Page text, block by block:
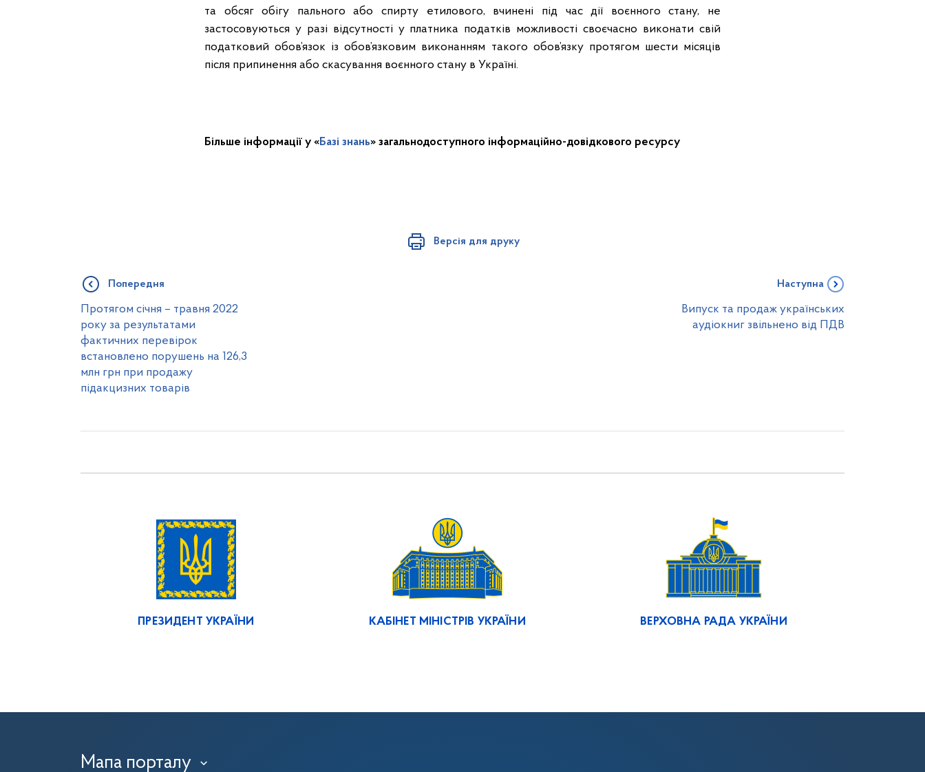
та обсяг обігу пального або спирту етилового, вчинені під час дії воєнного стану, не
застосовуються у разі відсутності у платника податків можливості своєчасно виконати свій
податковий обов’язок із обов’язковим виконанням такого обов’язку протягом шести місяців
після припинення або скасування воєнного стану в Україні.
Більше інформації у «Базі знань» загальнодоступного інформаційно-довідкового ресурсу
Версія для друку
Попередня
Протягом січня – травня 2022
року за результатами
фактичних перевірок
встановлено порушень на 126,3
млн грн при продажу
підакцизних товарів
Наступна
Випуск та продаж українських
аудіокниг звільнено від ПДВ
ПРЕЗИДЕНТ УКРАЇНИ КАБІНЕТ МІНІСТРІВ УКРАЇНИ ВЕРХОВНА РАДА УКРАЇНИ
Мапа порталу ›